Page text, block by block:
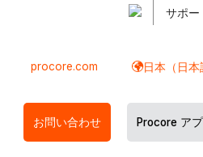
サポー
procore.com 日本（日本
お問い合わせ Procore ア